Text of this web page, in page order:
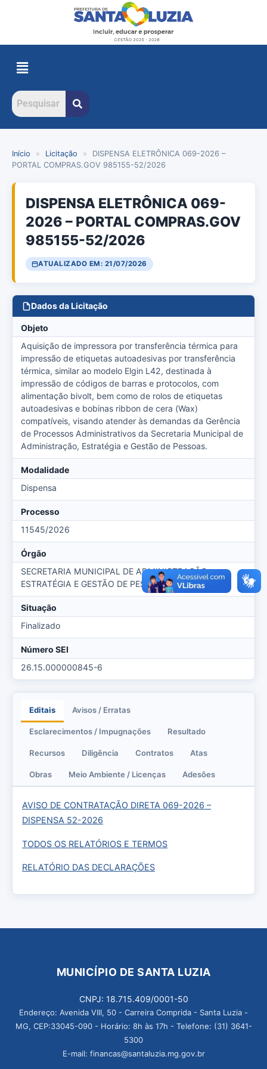
Início » Licitação »
DISPENSA ELETRÔNICA 069-2026 –
PORTAL COMPRAS.GOV 985155-52/2026
DISPENSA ELETRÔNICA 069-
2026 – PORTAL COMPRAS.GOV
985155-52/2026
ATUALIZADO EM: 21/07/2026
Dados da Licitação
Objeto
Aquisição de impressora por transferência térmica para
impressão de etiquetas autoadesivas por transferência
térmica, similar ao modelo Elgin L42, destinada à
impressão de códigos de barras e protocolos, com
alimentação bivolt, bem como de rolos de etiquetas
autoadesivas e bobinas ribbon de cera (Wax)
compatíveis, visando atender às demandas da Gerência
de Processos Administrativos da Secretaria Municipal de
Administração, Estratégia e Gestão de Pessoas.
Modalidade
Dispensa
Processo
11545/2026
Órgão
SECRETARIA MUNICIPAL DE ADMINISTRAÇÃO,
ESTRATÉGIA E GESTÃO DE PESSOAS
Situação
Finalizado
Número SEI
26.15.000000845-6
Editais Avisos / Erratas
Esclarecimentos / Impugnações Resultado
Recursos Diligência Contratos Atas
Obras Meio Ambiente / Licenças Adesões
AVISO DE CONTRATAÇÃO DIRETA 069-2026 –
DISPENSA 52-2026
TODOS OS RELATÓRIOS E TERMOS
RELATÓRIO DAS DECLARAÇÕES
MUNICÍPIO DE SANTA LUZIA
CNPJ: 18.715.409/0001-50
Endereço: Avenida VIII, 50 - Carreira Comprida - Santa Luzia -
MG, CEP:33045-090 - Horário: 8h às 17h - Telefone: (31) 3641-
5300
E-mail: financas@santaluzia.mg.gov.br